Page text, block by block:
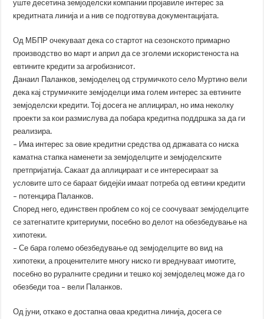
уште десетина земјоделски компании пројавиле интерес за
кредитната линија и а нив се подготвува документацијата.
Од МБПР очекуваат дека со стартот на сезонското примарно
производство во март и април да се зголеми искористеноста на
евтините кредити за агробизнисот.
Данаил Паланков, земјоделец од струмичкото село Муртино вели
дека кај струмичките земјоделци има голем интерес за евтините
земјоделски кредити. Тој досега не аплицирал, но има неколку
проекти за кои размислува да побара кредитна поддршка за да ги
реализира.
– Има интерес за овие кредитни средства од државата со ниска
каматна стапка наменети за земјоделците и земјоделските
претпријатија. Сакаат да аплицираат и се интересираат за
условите што се бараат бидејќи имаат потреба од евтини кредити
– потенцира Паланков.
Според него, единствен проблем со кој се соочуваат земјоделците
се затегнатите критериуми, посебно во делот на обезбедување на
хипотеки.
– Се бара големо обезбедување од земјоделците во вид на
хипотеки, а проценителите многу ниско ги вреднуваат имотите,
посебно во руралните средини и тешко кој земјоделец може да го
обезбеди тоа – вели Паланков.
Од јуни, откако е достапна оваа кредитна линија, досега се